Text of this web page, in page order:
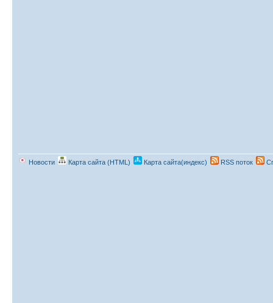
Новости Карта сайта (HTML) Карта сайта(индекс) RSS поток